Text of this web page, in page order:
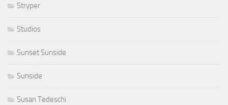
Stryper
Studios
Sunset Sunside
Sunside
Susan Tedeschi